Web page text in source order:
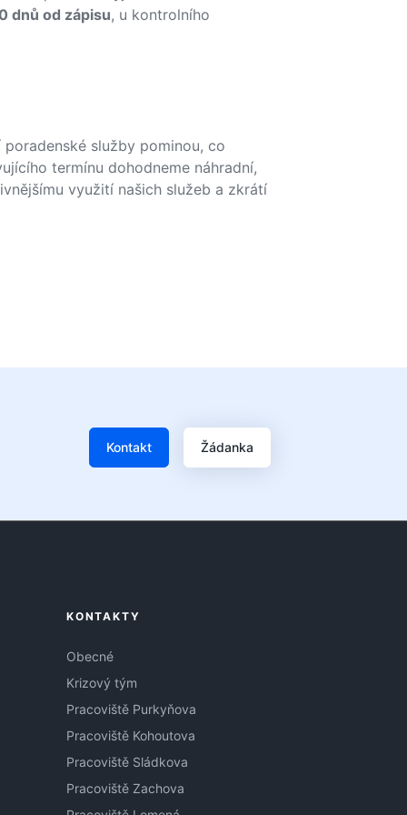
dnů od zápisu, u kontrolního
služby pominou, co
termínu dohodneme náhradní,
využití našich služeb a zkrátí
Kontakt Žádanka
KONTAKTY
Obecné
Krizový tým
Pracoviště Purkyňova
Pracoviště Kohoutova
Pracoviště Sládkova
Pracoviště Zachova